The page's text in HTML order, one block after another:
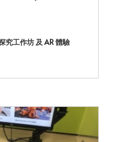
究工作坊 及 AR 體驗